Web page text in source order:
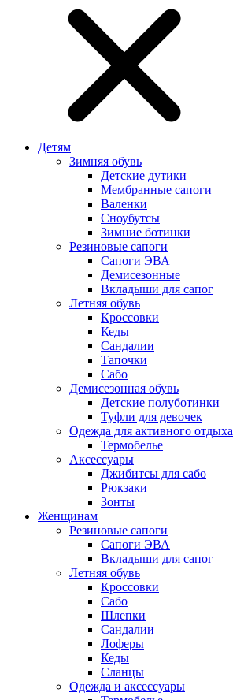
Детям
Зимняя обувь
Детские дутики
Мембранные сапоги
Валенки
Сноубутсы
Зимние ботинки
Резиновые сапоги
Сапоги ЭВА
Демисезонные
Вкладыши для сапог
Летняя обувь
Кроссовки
Кеды
Сандалии
Тапочки
Сабо
Демисезонная обувь
Детские полуботинки
Туфли для девочек
Одежда для активного отдыха
Термобелье
Аксессуары
Джибитсы для сабо
Рюкзаки
Зонты
Женщинам
Резиновые сапоги
Cапоги ЭВА
Вкладыши для сапог
Летняя обувь
Кроссовки
Сабо
Шлепки
Сандалии
Лоферы
Кеды
Сланцы
Одежда и аксессуары